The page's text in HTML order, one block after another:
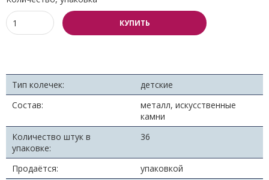
КУПИТЬ
Тип колечек:
детские
Состав:
металл, искусственные
камни
Количество штук в
упаковке:
36
Продаётся:
упаковкой